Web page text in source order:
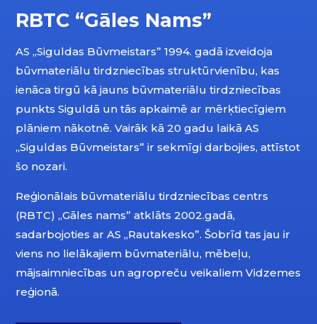
RBTC “Gāles Nams”
AS „Siguldas Būvmeistars” 1994. gadā izveidoja
būvmateriālu tirdzniecības struktūrvienību, kas
ienāca tirgū kā jauns būvmateriālu tirdzniecības
punkts Siguldā un tās apkaimē ar mērķtiecīgiem
plāniem nākotnē. Vairāk kā 20 gadu laikā AS
„Siguldas Būvmeistars” ir sekmīgi darbojies, attīstot
šo nozari.
Reģionālais būvmateriālu tirdzniecības centrs
(RBTC) „Gāles nams” atklāts 2002.gadā,
sadarbojoties ar AS „Rautakesko”. Šobrīd tas jau ir
viens no lielākajiem būvmateriālu, mēbeļu,
mājsaimniecības un agropreču veikaliem Vidzemes
reģionā.